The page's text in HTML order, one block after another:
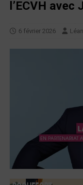
l’ECVH avec
6 février 2026